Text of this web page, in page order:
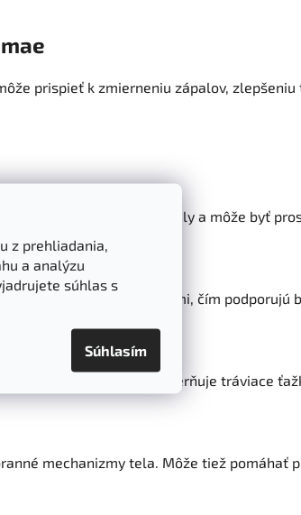
z prehliadania,
a analýzu
súhlas s
Súhlasím
prispieť k zmierneniu zápalov, zlepšeniu
Pomáha zmierniť zápaly a môže byť
voľnými radikálmi, čím podporujú
trávenie tukov a zmierňuje tráviace
mechanizmy tela. Môže tiež pomáhať